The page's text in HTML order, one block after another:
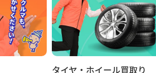
タイヤ・ホイール買取り